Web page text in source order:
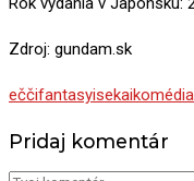
Zdroj: gundam.sk
eččifantasyisekaikomédia
Pridaj komentár